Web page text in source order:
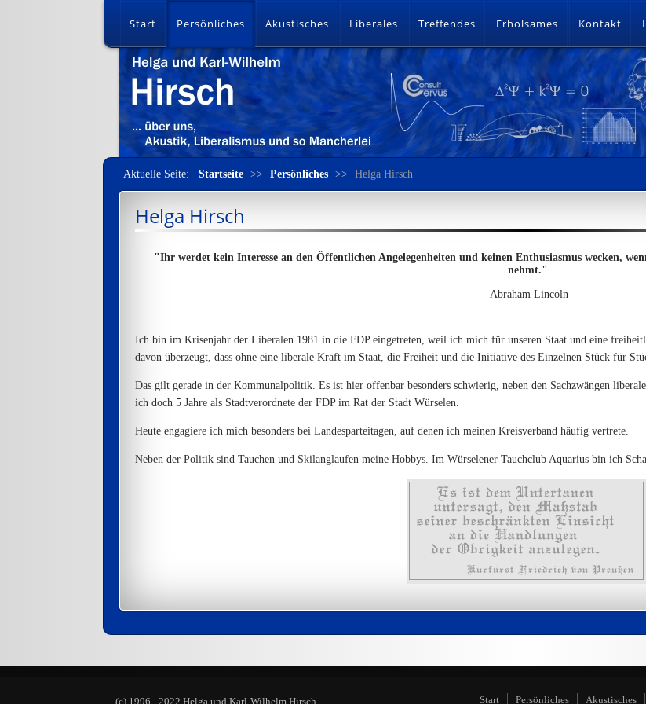
Start Persönliches Akustisches Liberales Treffendes Erholsames Kontakt
Aktuelle Seite: Startseite >> Persönliches >> Helga Hirsch
Helga Hirsch
"Ihr werdet kein Interesse an den Öffentlichen Angelegenheiten und keinen Enthusiasmus wecken,
nehmt."
Abraham Lincoln
Ich bin im Krisenjahr der Liberalen 1981 in die FDP eingetreten, weil ich mich für unseren Staat und eine
davon überzeugt, dass ohne eine liberale Kraft im Staat, die Freiheit und die Initiative des Einzelnen Stück für
Das gilt gerade in der Kommunalpolitik. Es ist hier offenbar besonders schwierig, neben den Sachzwängen
ich doch 5 Jahre als Stadtverordnete der FDP im Rat der Stadt Würselen.
Heute engagiere ich mich besonders bei Landesparteitagen, auf denen ich meinen Kreisverband häufig vertrete.
Neben der Politik sind Tauchen und Skilanglaufen meine Hobbys. Im Würselener Tauchclub Aquarius bin ich
Start Persönliches Akustisches
(c) 1996 - 2022 Helga und Karl-Wilhelm Hirsch